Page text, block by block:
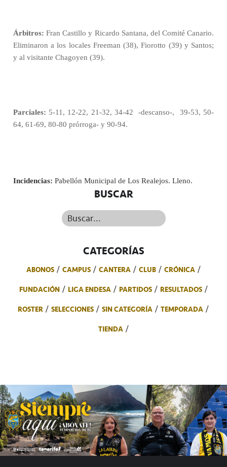
Árbitros:Fran Castillo y Ricardo Santana, del Comité Canario.
Eliminaron a los locales Freeman (38), Fiorotto (39) y Santos;
y al visitante Chagoyen (39).
Parciales: 5-11, 12-22, 21-32, 34-42 -descanso-,
39-53, 50-
64, 61-69, 80-80 prórroga- y 90-94.
Incidencias: Pabellón Municipal de Los Realejos. Lleno.
BUSCAR
Buscar...
CATEGORÍAS
ABONOS CAMPUS CANTERA CLUB
CRÓNICA
FUNDACIÓN
LIGA ENDESA PARTIDOS
RESULTADOS
ROSTER
SELECCIONES SIN CATEGORÍA
TEMPORADA
TIENDA